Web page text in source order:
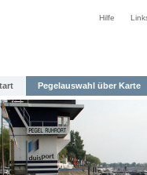
Hilfe
Pegelauswahl über Karte